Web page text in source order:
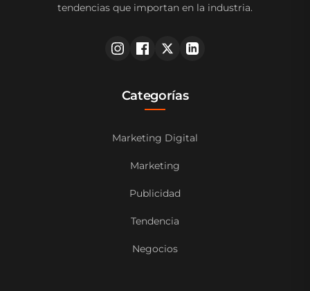
tendencias que importan en la industria.
Categorías
Marketing Digital
Marketing
Publicidad
Tendencia
Negocios